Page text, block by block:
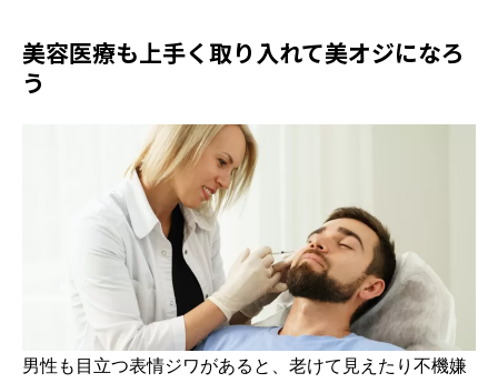
美容医療も上手く取り入れて美オジになろ
う
男性も目立つ表情ジワがあると、老けて見えたり不機嫌